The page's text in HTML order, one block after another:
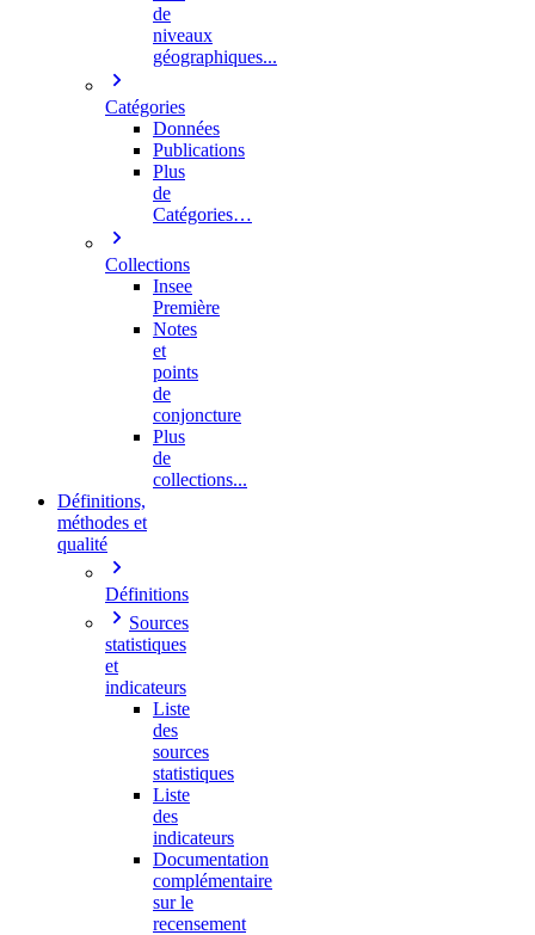
de
niveaux
géographiques...
Catégories
Données
Publications
Plus
de
Catégories…
Collections
Insee
Première
Notes
et
points
de
conjoncture
Plus
de
collections...
Définitions,
méthodes et
qualité
Définitions
Sources
statistiques
et
indicateurs
Liste
des
sources
statistiques
Liste
des
indicateurs
Documentation
complémentaire
sur le
recensement